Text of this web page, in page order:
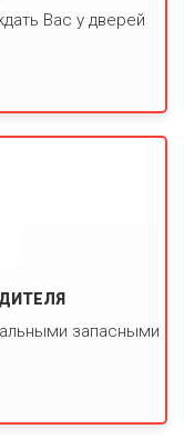
Вас у дверей
запасными